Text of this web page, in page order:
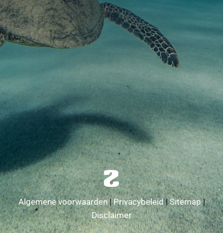
Algemene voorwaarden|Privacybeleid|Sitemap|
Disclaimer